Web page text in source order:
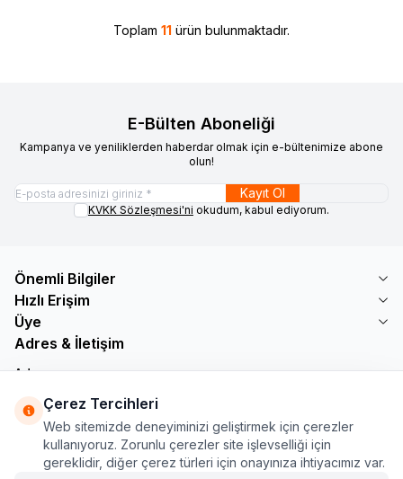
Toplam 11 ürün bulunmaktadır.
E-Bülten Aboneliği
Kampanya ve yeniliklerden haberdar olmak için e-bültenimize abone
olun!
Kayıt Ol
KVKK Sözleşmesi'ni okudum, kabul ediyorum.
Önemli Bilgiler
Hızlı Erişim
Üye
Adres & İletişim
Adres
İSTANBUL
Telefon
+90 555 560 27 32
E-Posta
Çerez Tercihleri
Web sitemizde deneyiminizi geliştirmek için çerezler
kullanıyoruz. Zorunlu çerezler site işlevselliği için
gereklidir, diğer çerez türleri için onayınıza ihtiyacımız var.